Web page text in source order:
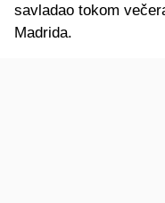
savladao tokom
Madrida.